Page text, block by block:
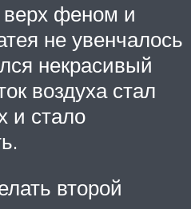
верх феном и
не увенчалось
некрасивый
воздуха стал
и стало
второй